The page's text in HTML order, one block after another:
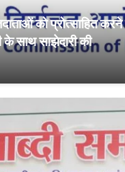
को प्रोत्साहित
के साथ साझेदारी की